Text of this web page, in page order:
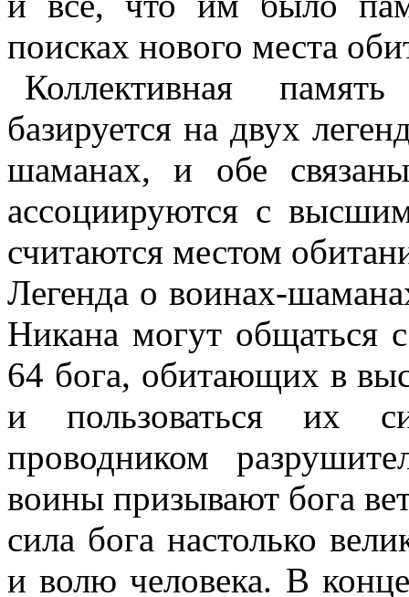
поисках нового места
Коллективная
базируется на двух
шаманах, и обе
ассоциируются с
считаются местом
Легенда о воинах-
Никана могут общаться
64 бога, обитающих в
и пользоваться их
проводником
воины призывают бога
сила бога настолько
и волю человека. В